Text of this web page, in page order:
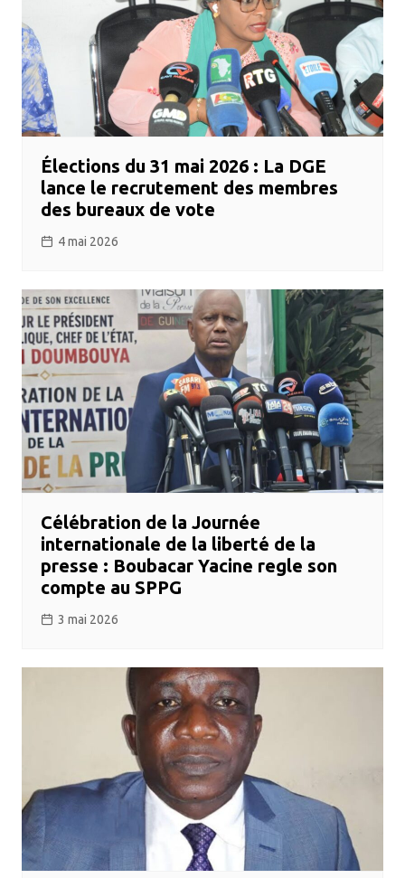
Élections du 31 mai 2026 : La DGE
lance le recrutement des membres
des bureaux de vote
4 mai 2026
Célébration de la Journée
internationale de la liberté de la
presse : Boubacar Yacine regle son
compte au SPPG
3 mai 2026